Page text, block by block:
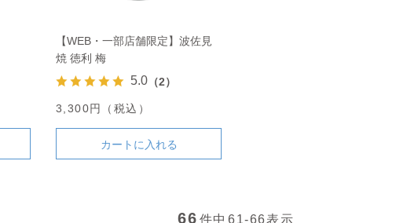
【WEB・一部店舗限定】波佐見
焼 徳利 梅
5.0 （2）
3,300円（税込）
カートに入れる
66 件中 61-66表示